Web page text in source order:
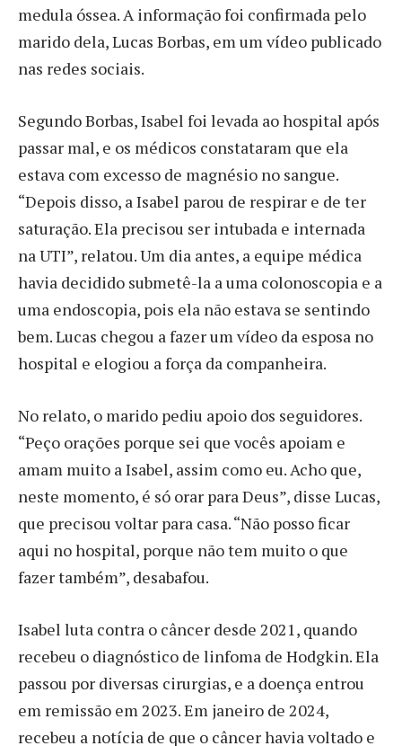
medula óssea. A informação foi confirmada pelo
marido dela, Lucas Borbas, em um vídeo publicado
nas redes sociais.
Segundo Borbas, Isabel foi levada ao hospital após
passar mal, e os médicos constataram que ela
estava com excesso de magnésio no sangue.
“Depois disso, a Isabel parou de respirar e de ter
saturação. Ela precisou ser intubada e internada
na UTI”, relatou. Um dia antes, a equipe médica
havia decidido submetê-la a uma colonoscopia e a
uma endoscopia, pois ela não estava se sentindo
bem. Lucas chegou a fazer um vídeo da esposa no
hospital e elogiou a força da companheira.
No relato, o marido pediu apoio dos seguidores.
“Peço orações porque sei que vocês apoiam e
amam muito a Isabel, assim como eu. Acho que,
neste momento, é só orar para Deus”, disse Lucas,
que precisou voltar para casa. “Não posso ficar
aqui no hospital, porque não tem muito o que
fazer também”, desabafou.
Isabel luta contra o câncer desde 2021, quando
recebeu o diagnóstico de linfoma de Hodgkin. Ela
passou por diversas cirurgias, e a doença entrou
em remissão em 2023. Em janeiro de 2024,
recebeu a notícia de que o câncer havia voltado e